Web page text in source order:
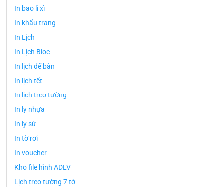
In bao lì xì
In khẩu trang
In Lịch
In Lịch Bloc
In lịch để bàn
In lịch tết
In lịch treo tường
In ly nhựa
In ly sứ
In tờ rơi
In voucher
Kho file hình ADLV
Lịch treo tường 7 tờ